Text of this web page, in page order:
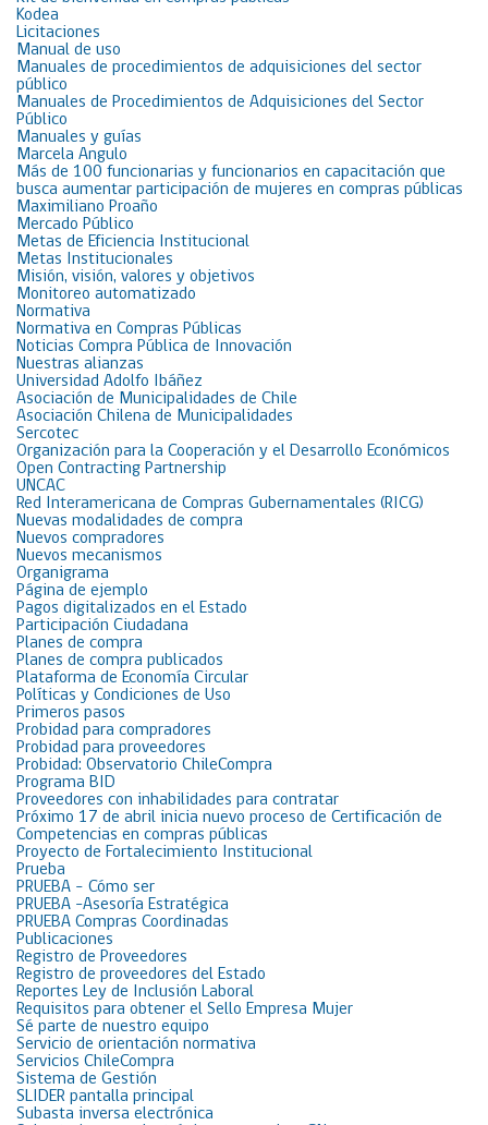
Kodea
Licitaciones
Manual de uso
Manuales de procedimientos de adquisiciones del sector
público
Manuales de Procedimientos de Adquisiciones del Sector
Público
Manuales y guías
Marcela Angulo
Más de 100 funcionarias y funcionarios en capacitación que
busca aumentar participación de mujeres en compras públicas
Maximiliano Proaño
Mercado Público
Metas de Eficiencia Institucional
Metas Institucionales
Misión, visión, valores y objetivos
Monitoreo automatizado
Normativa
Normativa en Compras Públicas
Noticias Compra Pública de Innovación
Nuestras alianzas
Universidad Adolfo Ibáñez
Asociación de Municipalidades de Chile
Asociación Chilena de Municipalidades
Sercotec
Organización para la Cooperación y el Desarrollo Económicos
Open Contracting Partnership
UNCAC
Red Interamericana de Compras Gubernamentales (RICG)
Nuevas modalidades de compra
Nuevos compradores
Nuevos mecanismos
Organigrama
Página de ejemplo
Pagos digitalizados en el Estado
Participación Ciudadana
Planes de compra
Planes de compra publicados
Plataforma de Economía Circular
Políticas y Condiciones de Uso
Primeros pasos
Probidad para compradores
Probidad para proveedores
Probidad: Observatorio ChileCompra
Programa BID
Proveedores con inhabilidades para contratar
Próximo 17 de abril inicia nuevo proceso de Certificación de
Competencias en compras públicas
Proyecto de Fortalecimiento Institucional
Prueba
PRUEBA – Cómo ser
PRUEBA -Asesoría Estratégica
PRUEBA Compras Coordinadas
Publicaciones
Registro de Proveedores
Registro de proveedores del Estado
Reportes Ley de Inclusión Laboral
Requisitos para obtener el Sello Empresa Mujer
Sé parte de nuestro equipo
Servicio de orientación normativa
Servicios ChileCompra
Sistema de Gestión
SLIDER pantalla principal
Subasta inversa electrónica